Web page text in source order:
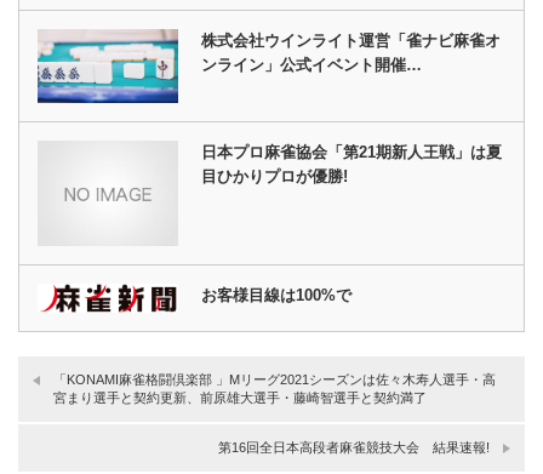
株式会社ウインライト運営「雀ナビ麻雀オ
ンライン」公式イベント開催…
日本プロ麻雀協会「第21期新人王戦」は夏
目ひかりプロが優勝!
お客様目線は100%で
「KONAMI麻雀格闘倶楽部 」Mリーグ2021シーズンは佐々木寿人選手・高
宮まり選手と契約更新、前原雄大選手・藤崎智選手と契約満了
第16回全日本高段者麻雀競技大会 結果速報!